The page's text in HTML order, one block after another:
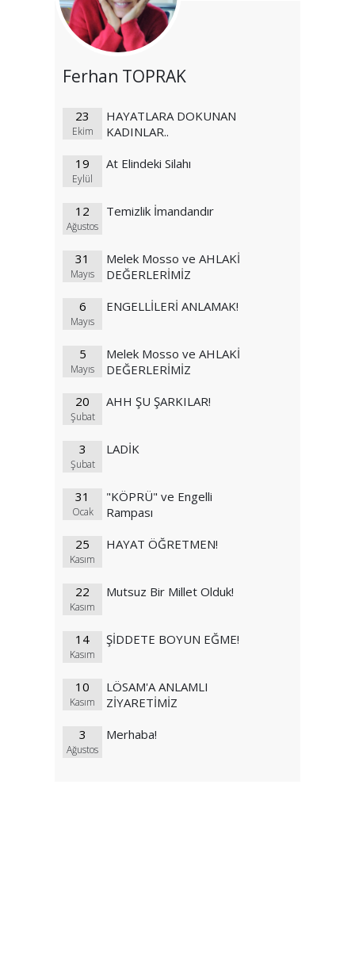
Ferhan TOPRAK
23
Ekim
HAYATLARA DOKUNAN
KADINLAR..
19
Eylül
At Elindeki Silahı
12
Ağustos
Temizlik İmandandır
31
Mayıs
Melek Mosso ve AHLAKİ
DEĞERLERİMİZ
6
Mayıs
ENGELLİLERİ ANLAMAK!
5
Mayıs
Melek Mosso ve AHLAKİ
DEĞERLERİMİZ
20
Şubat
AHH ŞU ŞARKILAR!
3
Şubat
LADİK
31
Ocak
"KÖPRÜ" ve Engelli
Rampası
25
Kasım
HAYAT ÖĞRETMEN!
22
Kasım
Mutsuz Bir Millet Olduk!
14
Kasım
ŞİDDETE BOYUN EĞME!
10
Kasım
LÖSAM'A ANLAMLI
ZİYARETİMİZ
3
Ağustos
Merhaba!